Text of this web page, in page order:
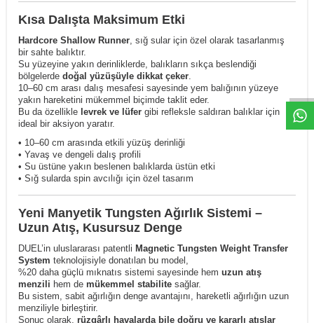
Kısa Dalışta Maksimum Etki
Hardcore Shallow Runner , sığ sular için özel olarak tasarlanmış
bir sahte balıktır.
Su yüzeyine yakın derinliklerde, balıkların sıkça beslendiği
bölgelerde doğal yüzüşüyle dikkat çeker
10–60 cm arası dalış mesafesi sayesinde yem balığının yüzeye
yakın hareketini mükemmel biçimde taklit eder.
Bu da özellikle levrek ve lüfer gibi refleksle saldıran balıklar için
ideal bir aksiyon yaratır.
• 10–60 cm arasında etkili yüzüş derinliği
• Yavaş ve dengeli dalış profili
• Su üstüne yakın beslenen balıklarda üstün etki
• Sığ sularda spin avcılığı için özel tasarım
Yeni Manyetik Tungsten Ağırlık Sistemi –
Uzun Atış, Kusursuz Denge
DUEL’in uluslararası patentli Magnetic Tungsten Weight Transfer
System teknolojisiyle donatılan bu model,
%20 daha güçlü mıknatıs sistemi sayesinde hem uzun atış
menzili hem de mükemmel stabilite sağlar.
Bu sistem, sabit ağırlığın denge avantajını, hareketli ağırlığın uzun
menziliyle birleştirir.
Sonuç olarak, rüzgârlı havalarda bile doğru ve kararlı atışlar